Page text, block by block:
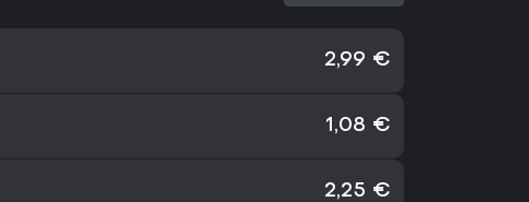
2,99 €
1,08 €
2,25 €